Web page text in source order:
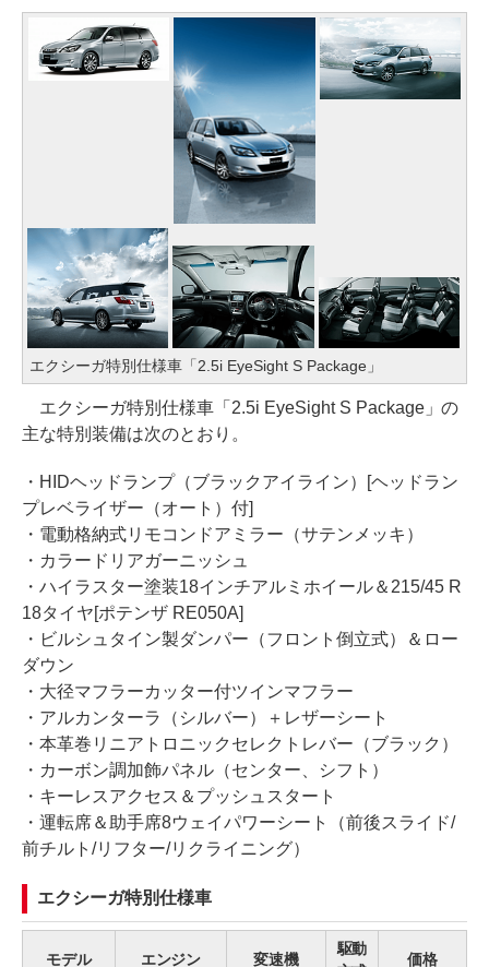
エクシーガ特別仕様車「2.5i EyeSight S Package」
エクシーガ特別仕様車「2.5i EyeSight S Package」の
主な特別装備は次のとおり。
・HIDヘッドランプ（ブラックアイライン）[ヘッドラン
プレベライザー（オート）付]
・電動格納式リモコンドアミラー（サテンメッキ）
・カラードリアガーニッシュ
・ハイラスター塗装18インチアルミホイール＆215/45 R
18タイヤ[ポテンザ RE050A]
・ビルシュタイン製ダンパー（フロント倒立式）＆ロー
ダウン
・大径マフラーカッター付ツインマフラー
・アルカンターラ（シルバー）＋レザーシート
・本革巻リニアトロニックセレクトレバー（ブラック）
・カーボン調加飾パネル（センター、シフト）
・キーレスアクセス＆プッシュスタート
・運転席＆助手席8ウェイパワーシート（前後スライド/
前チルト/リフター/リクライニング）
エクシーガ特別仕様車
モデル エンジン 変速機
駆動
価格